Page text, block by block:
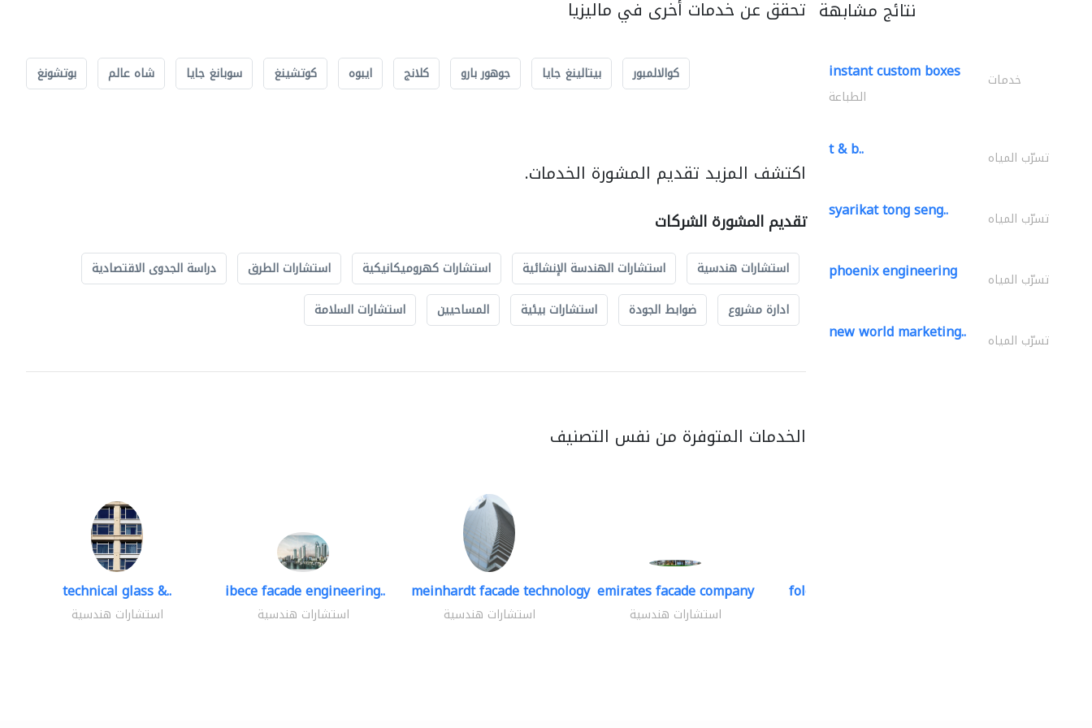
تحقق عن خدمات أخرى في ماليزيا
كوالالمبور بيتالينغ جايا جوهور بارو كلانج ايبوه كوتشينغ سوبانغ جايا شاه عالم بوتشونغ
اكتشف المزيد تقديم المشورة الخدمات.
تقديم المشورة الشركات
استشارات هندسية استشارات الهندسة الإنشائية استشارات كهروميكانيكية استشارات الطرق
دراسة الجدوى الاقتصادية
ادارة مشروع
ضوابط الجودة استشارات بيئية المساحيين استشارات السلامة
الخدمات المتوفرة من نفس التصنيف
technical glass &..
استشارات هندسية
ibece facade engineering..
استشارات هندسية
meinhardt facade technology
استشارات هندسية
emirates facade company
استشارات هندسية
folcra beach industrial..
نتائج مشابهة
instant custom boxes خدمات
الطباعة
t & b.. تسرّب المياه
syarikat tong seng.. تسرّب المياه
phoenix engineering تسرّب المياه
new world marketing.. تسرّب المياه